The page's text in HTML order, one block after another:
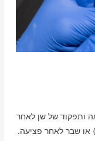
ותפקוד של שן לאחר
או שבר לאחר פציעה.